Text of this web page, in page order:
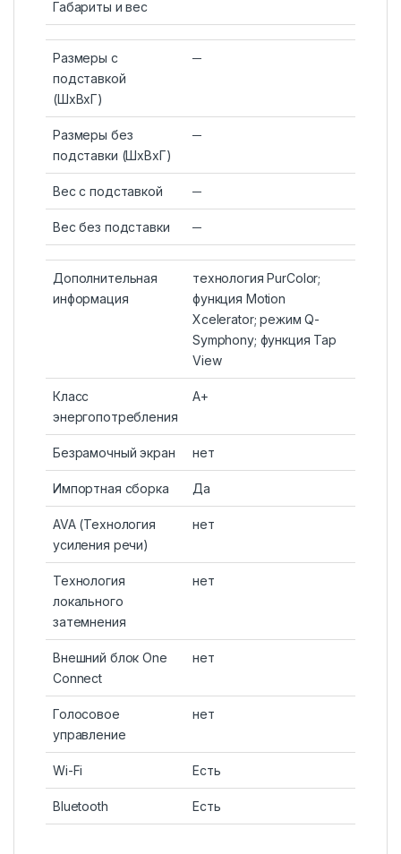
Габариты и вес
Размеры с
подставкой
(ШxВxГ)
─
Размеры без
подставки (ШxВxГ)
─
Вес с подставкой ─
Вес без подставки ─
Дополнительная
информация
технология PurColor;
функция Motion
Xcelerator; режим Q-
Symphony; функция Tap
View
Класс
энергопотребления
A+
Безрамочный экран нет
Импортная сборка Да
AVA (Технология
усиления речи)
нет
Технология
локального
затемнения
нет
Внешний блок One
Connect
нет
Голосовое
управление
нет
Wi-Fi Есть
Bluetooth Есть